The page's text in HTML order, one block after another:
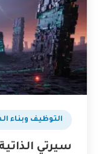
التوظيف وبناء
سيرتي